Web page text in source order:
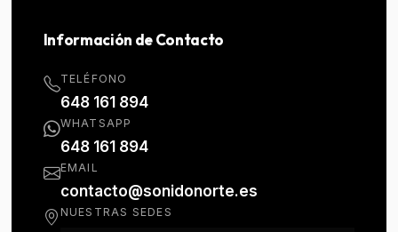
Información de Contacto
TELÉFONO
648 161 894
WHATSAPP
648 161 894
EMAIL
contacto@sonidonorte.es
NUESTRAS SEDES